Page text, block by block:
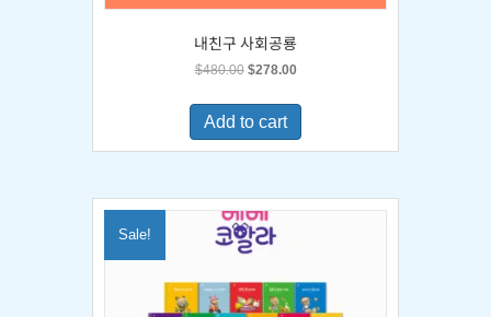
내친구 사회공룡
$480.00 Original
was:
$480.00.
$278.00Current
is:
Add to cart
Sale!